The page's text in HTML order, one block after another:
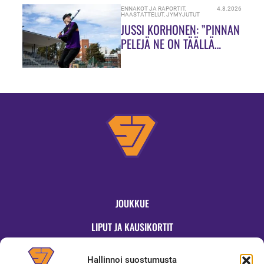
Hallinnoi suostumusta
ENNAKOT JA RAPORTIT,
HAASTATTELUT,JYMYJUTUT
4.8.2026
JUSSI KORHONEN: ”PINNAN
PELEJÄ NE ON TÄÄLLÄ
JOUKKUE
LIPUT JA KAUSIKORTIT